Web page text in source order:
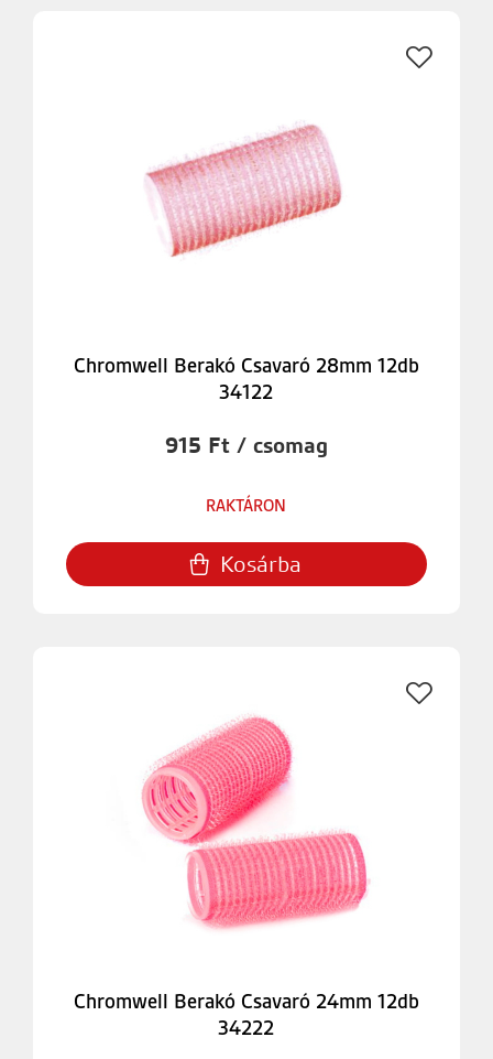
Chromwell Berakó Csavaró 28mm 12db
34122
915 Ft / csomag
RAKTÁRON
Kosárba
Chromwell Berakó Csavaró 24mm 12db
34222